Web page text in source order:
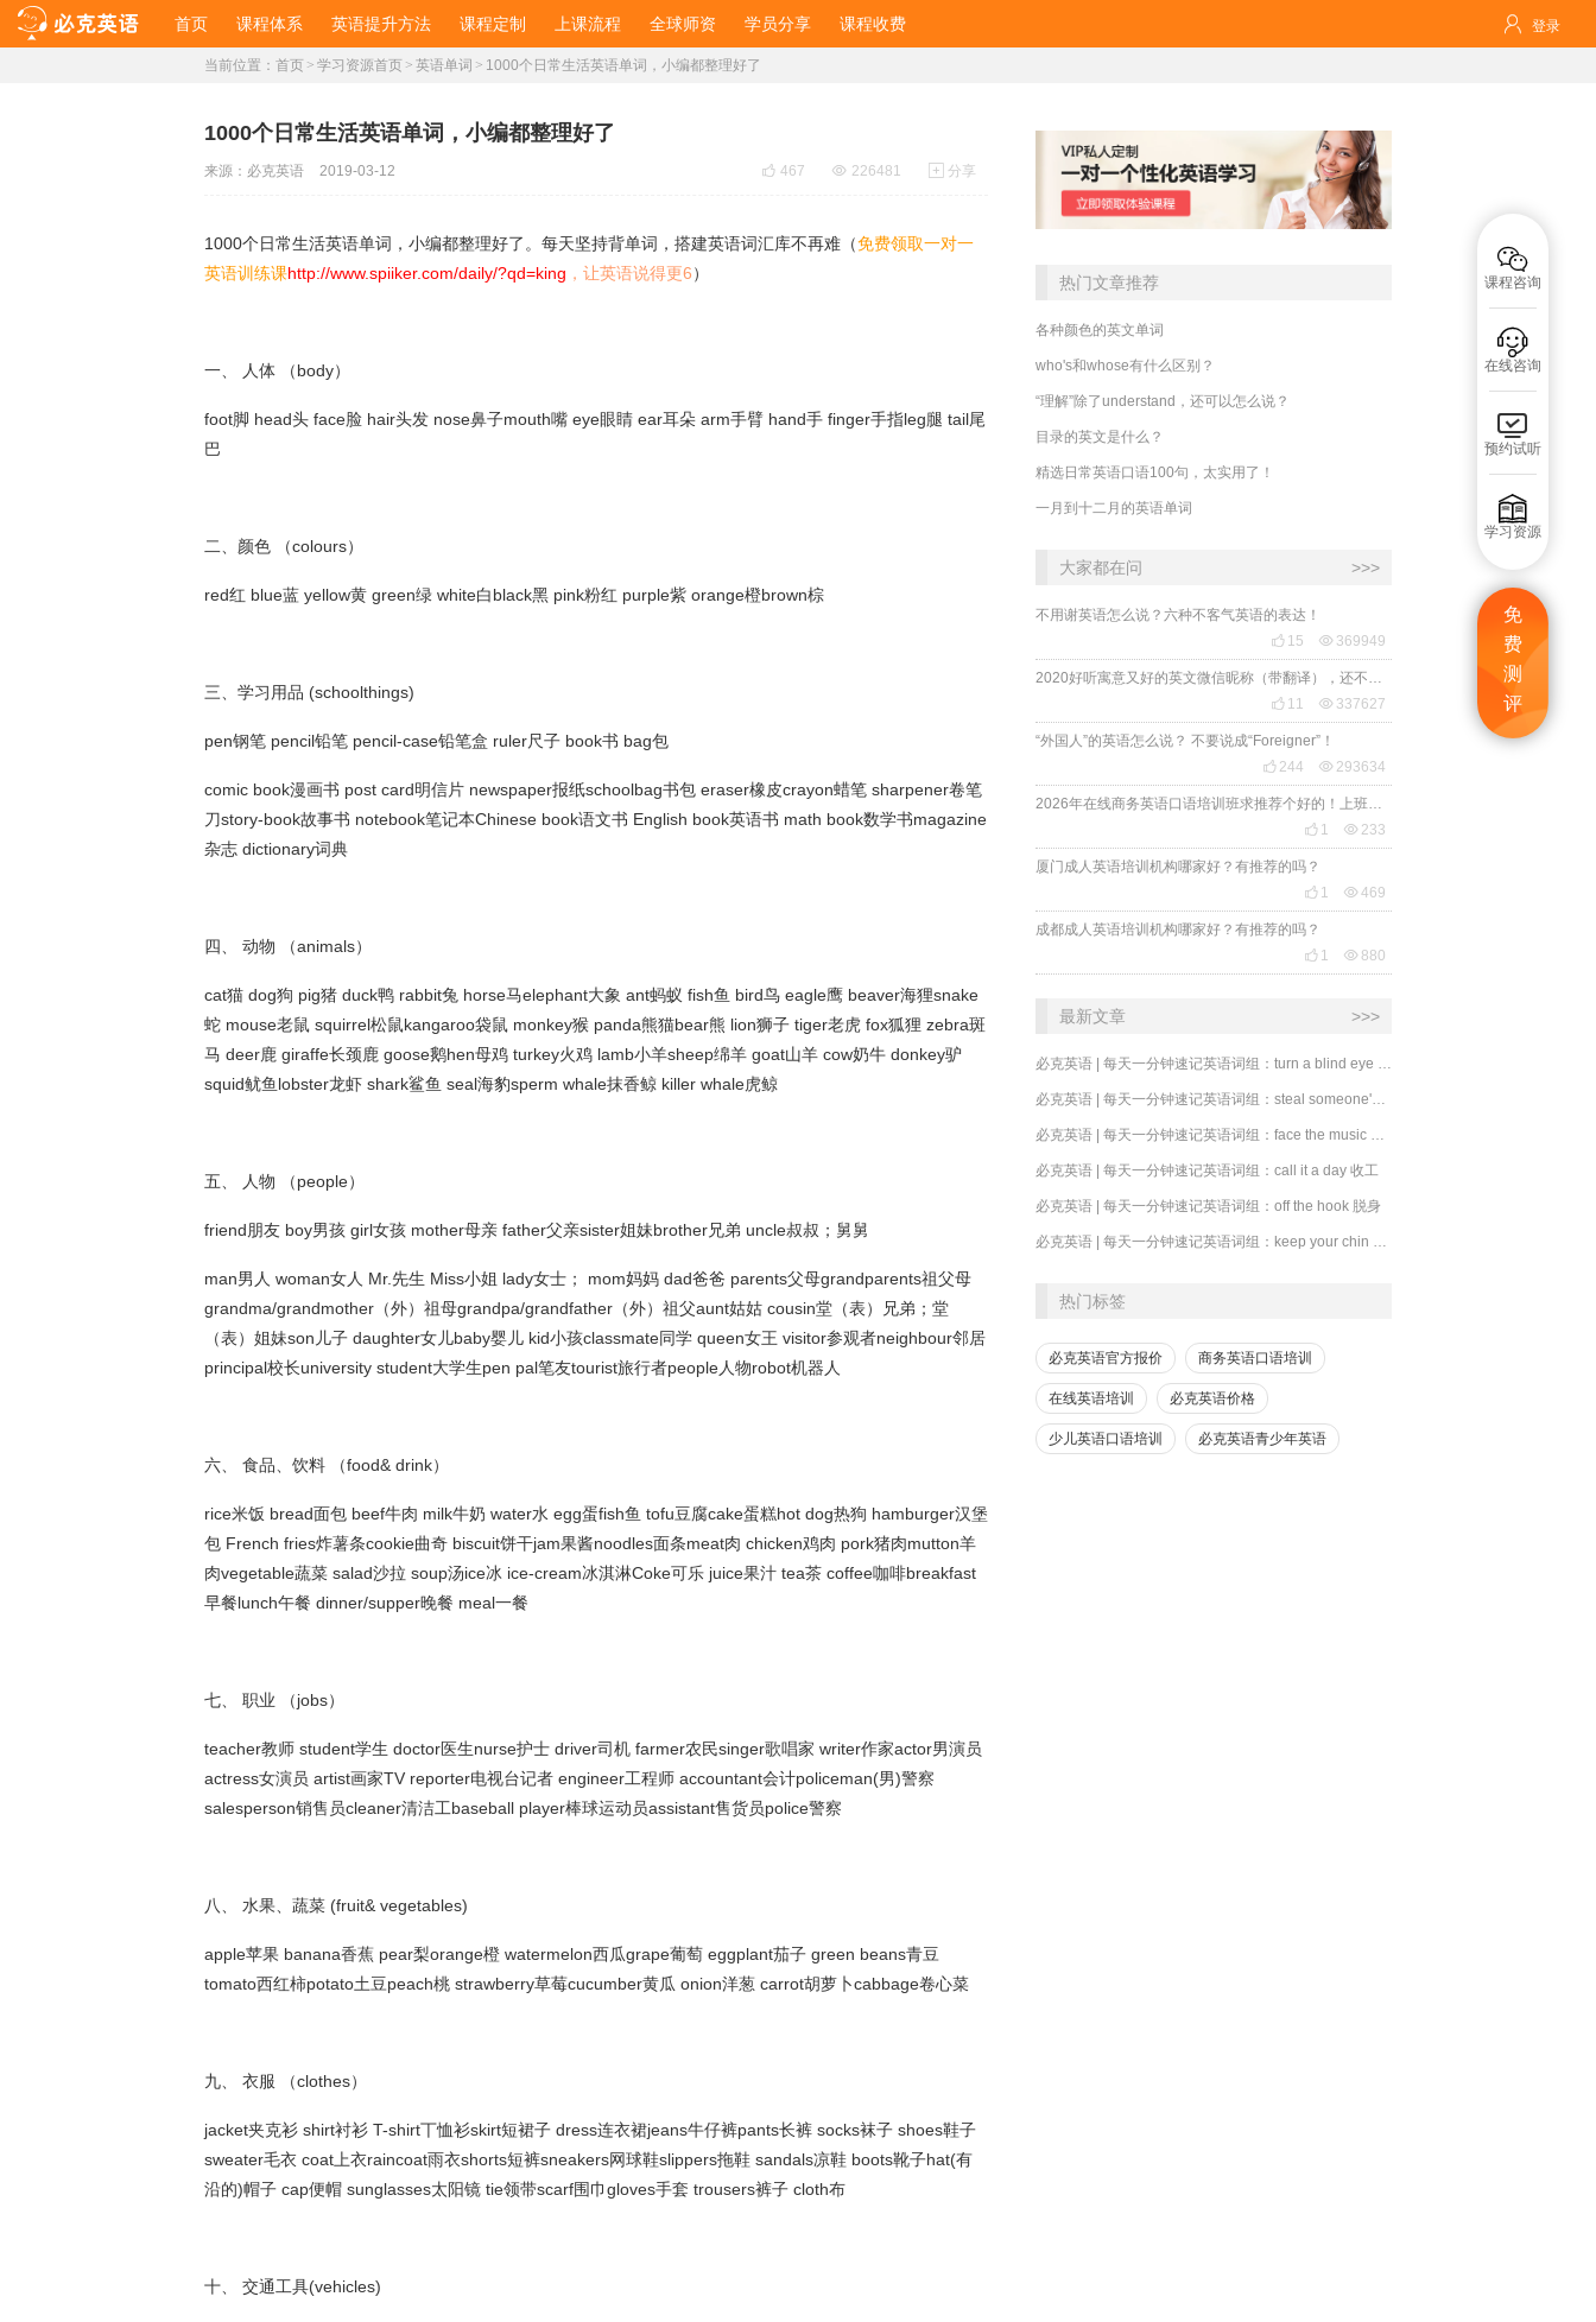
首页 课程体系 英语提升方法 课程定制 上课流程 全球师资 学员分享 课程收费  登录

课程咨询

在线咨询

预约试听

学习资源
免
费
测
评
当前位置： 首页 > 学习资源首页 > 英语单词 > 1000个日常生活英语单词，小编都整理好了
1000个日常生活英语单词，小编都整理好了
 467  226481  分享
来源： 必克英语 2019-03-12
1000个日常生活英语单词，小编都整理好了。每天坚持背单词，搭建英语词汇库不再难（免费领取一对一
英语训练课http://www.spiiker.com/daily/?qd=king ，让英语说得更6）
一、 人体 （body）
foot脚 head头 face脸 hair头发 nose鼻子mouth嘴 eye眼睛 ear耳朵 arm手臂 hand手 finger手指leg腿 tail尾
巴
二、颜色 （colours）
red红 blue蓝 yellow黄 green绿 white白black黑 pink粉红 purple紫 orange橙brown棕
三、学习用品 (schoolthings)
pen钢笔 pencil铅笔 pencil-case铅笔盒 ruler尺子 book书 bag包
comic book漫画书 post card明信片 newspaper报纸schoolbag书包 eraser橡皮crayon蜡笔 sharpener卷笔
刀story-book故事书 notebook笔记本Chinese book语文书 English book英语书 math book数学书magazine
杂志 dictionary词典
四、 动物 （animals）
cat猫 dog狗 pig猪 duck鸭 rabbit兔 horse马elephant大象 ant蚂蚁 fish鱼 bird鸟 eagle鹰 beaver海狸snake
蛇 mouse老鼠 squirrel松鼠kangaroo袋鼠 monkey猴 panda熊猫bear熊 lion狮子 tiger老虎 fox狐狸 zebra斑
马 deer鹿 giraffe长颈鹿 goose鹅hen母鸡 turkey火鸡 lamb小羊sheep绵羊 goat山羊 cow奶牛 donkey驴
squid鱿鱼lobster龙虾 shark鲨鱼 seal海豹sperm whale抹香鲸 killer whale虎鲸
五、 人物 （people）
friend朋友 boy男孩 girl女孩 mother母亲 father父亲sister姐妹brother兄弟 uncle叔叔；舅舅
man男人 woman女人 Mr.先生 Miss小姐 lady女士； mom妈妈 dad爸爸 parents父母grandparents祖父母
grandma/grandmother（外）祖母grandpa/grandfather（外）祖父aunt姑姑 cousin堂（表）兄弟；堂
（表）姐妹son儿子 daughter女儿baby婴儿 kid小孩classmate同学 queen女王 visitor参观者neighbour邻居
principal校长university student大学生pen pal笔友tourist旅行者people人物robot机器人
六、 食品、饮料 （food& drink）
rice米饭 bread面包 beef牛肉 milk牛奶 water水 egg蛋fish鱼 tofu豆腐cake蛋糕hot dog热狗 hamburger汉堡
包 French fries炸薯条cookie曲奇 biscuit饼干jam果酱noodles面条meat肉 chicken鸡肉 pork猪肉mutton羊
肉vegetable蔬菜 salad沙拉 soup汤ice冰 ice-cream冰淇淋Coke可乐 juice果汁 tea茶 coffee咖啡breakfast
早餐lunch午餐 dinner/supper晚餐 meal一餐
七、 职业 （jobs）
teacher教师 student学生 doctor医生nurse护士 driver司机 farmer农民singer歌唱家 writer作家actor男演员
actress女演员 artist画家TV reporter电视台记者 engineer工程师 accountant会计policeman(男)警察
salesperson销售员cleaner清洁工baseball player棒球运动员assistant售货员police警察
八、 水果、蔬菜 (fruit& vegetables)
apple苹果 banana香蕉 pear梨orange橙 watermelon西瓜grape葡萄 eggplant茄子 green beans青豆
tomato西红柿potato土豆peach桃 strawberry草莓cucumber黄瓜 onion洋葱 carrot胡萝卜cabbage卷心菜
九、 衣服 （clothes）
jacket夹克衫 shirt衬衫 T-shirt丅恤衫skirt短裙子 dress连衣裙jeans牛仔裤pants长裤 socks袜子 shoes鞋子
sweater毛衣 coat上衣raincoat雨衣shorts短裤sneakers网球鞋slippers拖鞋 sandals凉鞋 boots靴子hat(有
沿的)帽子 cap便帽 sunglasses太阳镜 tie领带scarf围巾gloves手套 trousers裤子 cloth布
十、 交通工具(vehicles)
热门文章推荐
各种颜色的英文单词
who's和whose有什么区别？
“理解”除了understand，还可以怎么说？
目录的英文是什么？
精选日常英语口语100句，太实用了！
一月到十二月的英语单词
大家都在问 >>>
不用谢英语怎么说？六种不客气英语的表达！
 15  369949
 11  337627
“外国人”的英语怎么说？ 不要说成“Foreigner”！
 244  293634
 1  233
厦门成人英语培训机构哪家好？有推荐的吗？
 1 469
成都成人英语培训机构哪家好？有推荐的吗？
 1  880
最新文章 >>>
​必克英语 | 每天一分钟速记英语词组：call it a day 收工
​必克英语 | 每天一分钟速记英语词组：off the hook 脱身
热门标签
必克英语官方报价 商务英语口语培训
在线英语培训 必克英语价格
少儿英语口语培训 必克英语青少年英语